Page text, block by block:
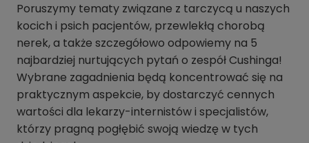
Poruszymy tematy związane z tarczycą u naszych
kocich i psich pacjentów, przewlekłą chorobą
nerek, a także szczegółowo odpowiemy na 5
najbardziej nurtujących pytań o zespół Cushinga!
Wybrane zagadnienia będą koncentrować się na
praktycznym aspekcie, by dostarczyć cennych
wartości dla lekarzy-internistów i specjalistów,
którzy pragną pogłębić swoją wiedzę w tych